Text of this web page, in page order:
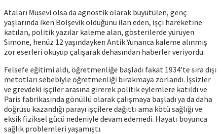
Ataları Musevi olsa da agnostik olarak büyütülen, genç
yaşlarında iken Bolşevik olduğunu ilan eden, işçi hareketine
katılan, politik yazılar kaleme alan, gösterilerde yürüyen
Simone, henüz 12 yaşındayken Antik Yunanca kaleme alınmış
zor eserleri okuyup çalışarak dehasından haberler veriyordu.
Felsefe eğitimi aldı, öğretmenliğe başladı fakat 1934’te sıra dışı
metotları sebebiyle öğretmenliği bırakmaya zorlandı. İşsizler
ve grevdeki işçiler arasına girerek politik eylemlere katıldı ve
Paris fabrikasında gönüllü olarak çalışmaya başladı ya da daha
doğrusu kazandığı parayı işçilere dağıttı ama kötü sağlığı ve
eksik fiziksel gücü nedeniyle devam edemedi. Hayatı boyunca
sağlık problemleri yaşamıştı.